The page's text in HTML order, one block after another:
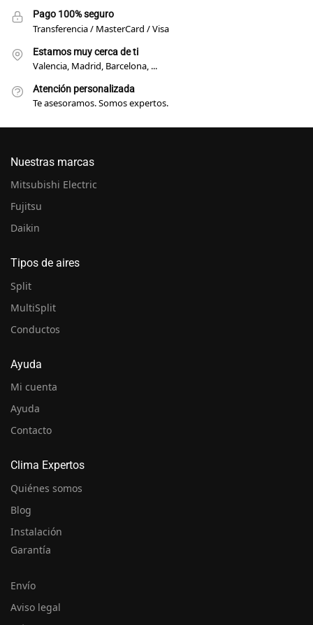
Pago 100% seguro
Transferencia / MasterCard / Visa
Estamos muy cerca de ti
Valencia, Madrid, Barcelona, ...
Atención personalizada
Te asesoramos. Somos expertos.
Nuestras marcas
Mitsubishi Electric
Fujitsu
Daikin
Tipos de aires
Split
MultiSplit
Conductos
Ayuda
Mi cuenta
Ayuda
Contacto
Clima Expertos
Quiénes somos
Blog
Instalación
Garantía
Envío
Aviso legal